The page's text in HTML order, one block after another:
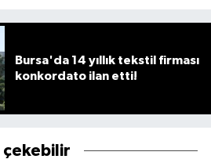
Bursa'da 14 yıllık tekstil firması
konkordato ilan etti!
çekebilir